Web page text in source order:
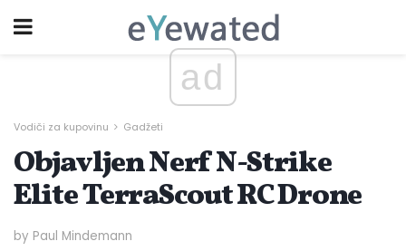
ad
Vodiči za kupovinu Gadžeti
Objavljen Nerf N-Strike
Elite TerraScout RC Drone
by Paul Mindemann